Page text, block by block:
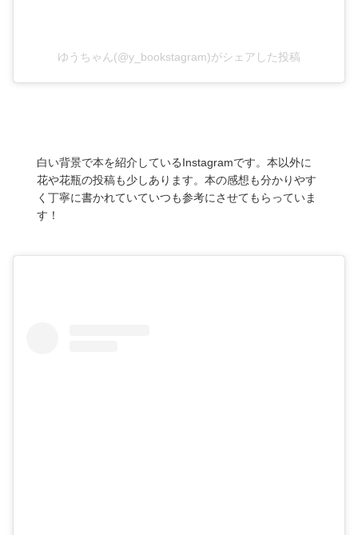
ゆうちゃん(@y_bookstagram)がシェアした投稿
白い背景で本を紹介しているInstagramです。本以外に
花や花瓶の投稿も少しあります。本の感想も分かりやす
く丁寧に書かれていていつも参考にさせてもらっていま
す！